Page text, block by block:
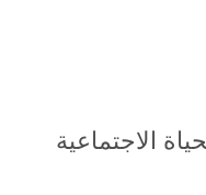
الاجتماعية